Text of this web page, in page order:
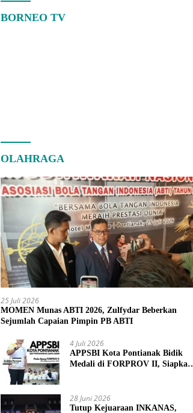
BORNEO TV
OLAHRAGA
25 Juli 2026
MOMEN Munas ABTI 2026, Zulfydar Beberkan
Sejumlah Capaian Pimpin PB ABTI
4 Juli 2026
APPSBI Kota Pontianak Bidik
Medali di FORPROV II, Siapkan
28 Juni 2026
Tutup Kejuaraan INKANAS,